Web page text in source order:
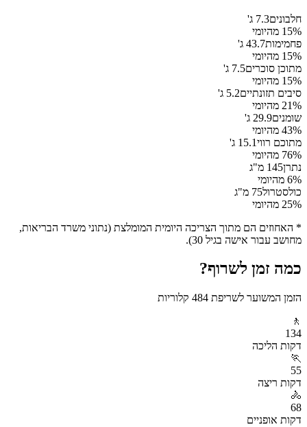
חלבונים7.3 ג'
15% מהיומי
פחמימות43.7 ג'
15% מהיומי
מתוכן סוכרים7.5 ג'
15% מהיומי
סיבים תזונתיים5.2 ג'
21% מהיומי
שומנים29.9 ג'
43% מהיומי
מתוכם רווי15.1 ג'
76% מהיומי
נתרן145 מ"ג
6% מהיומי
כולסטרול75 מ"ג
25% מהיומי
* האחוזים הם מתוך הצריכה היומית המומלצת (נתוני משרד הבריאות,
מחושב עבור אישה בגיל 30).
כמה זמן לשרוף?
הזמן המשוער לשריפת 484 קלוריות
🚶
134
דקות הליכה
🏃
55
דקות ריצה
🚴
68
דקות אופניים